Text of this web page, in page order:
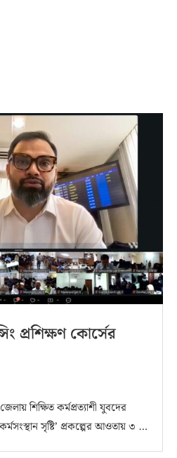
প্রশিক্ষণ কোর্সের
শিক্ষিত কর্মপ্রত্যাশী যুবদের
কর্মসংস্থান সৃষ্টি’ প্রকল্পের আওতায় ৩ …